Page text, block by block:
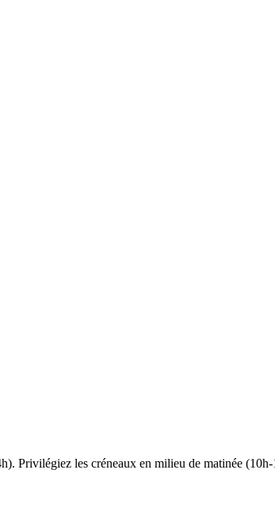
Privilégiez les créneaux en milieu de matinée